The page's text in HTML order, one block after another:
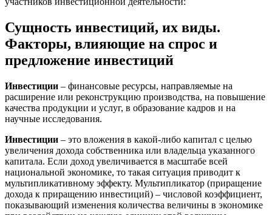
Сущность инвестиций, их виды.
Факторы, влияющие на спрос и
предложение инвестиций
Инвестиции – финансовые ресурсы, направляемые на
расширение или реконструкцию производства, на повышение
качества продукции и услуг, в образование кадров и на
научные исследования.
Инвестиции – это вложения в какой-либо капитал с целью
увеличения дохода собственника или владельца указанного
капитала. Если доход увеличивается в масштабе всей
национальной экономике, то такая ситуация приводит к
мультипликативному эффекту. Мультипликатор (приращение
дохода к приращению инвестиций) – числовой коэффициент,
показывающий изменения количества величины в экономике